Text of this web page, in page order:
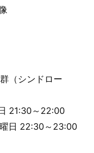
（シンドロー
21:30～22:00
日 22:30～23:00